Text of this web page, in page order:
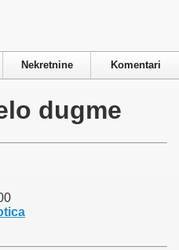
Nekretnine Komentari
dugme
Policy